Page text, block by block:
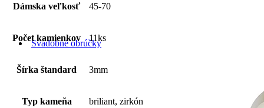
Svadobné obrúčky
Dámska veľkosť 45-70
Počet kamienkov 11ks
Šírka štandard 3mm
Typ kameňa briliant, zirkón